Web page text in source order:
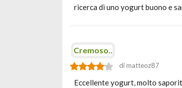
ricerca di uno yogurt buono e
Cremoso..
di matteoz87
Eccellente yogurt, molto